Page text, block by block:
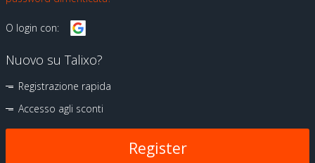
O login con:
Nuovo su Talixo?
Registrazione rapida
Accesso agli sconti
Register